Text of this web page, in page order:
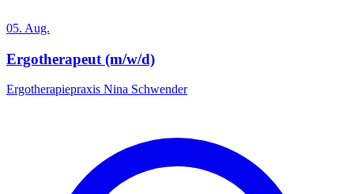
05. Aug.
Ergotherapeut (m/w/d)
Ergotherapiepraxis Nina Schwender